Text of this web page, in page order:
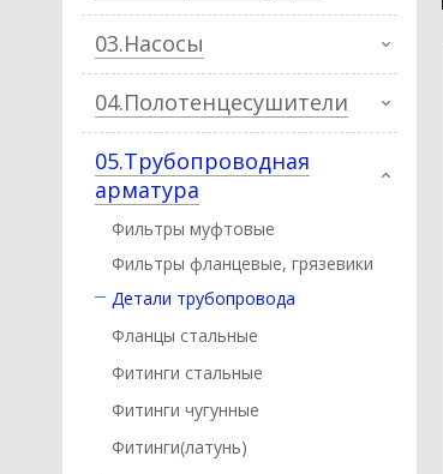
03.Насосы
04.Полотенцесушители
05.Трубопроводная
арматура
Фильтры муфтовые
Фильтры фланцевые, грязевики
Детали трубопровода
Фланцы стальные
Фитинги стальные
Фитинги чугунные
Фитинги(латунь)